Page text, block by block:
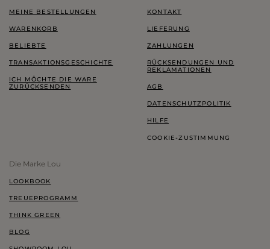
MEINE BESTELLUNGEN
WARENKORB
BELIEBTE
TRANSAKTIONSGESCHICHTE
ICH MÖCHTE DIE WARE
ZURÜCKSENDEN
KONTAKT
LIEFERUNG
ZAHLUNGEN
RÜCKSENDUNGEN UND
REKLAMATIONEN
AGB
DATENSCHUTZPOLITIK
HILFE
COOKIE-ZUSTIMMUNG
Die Marke Lou
LOOKBOOK
TREUEPROGRAMM
THINK GREEN
BLOG